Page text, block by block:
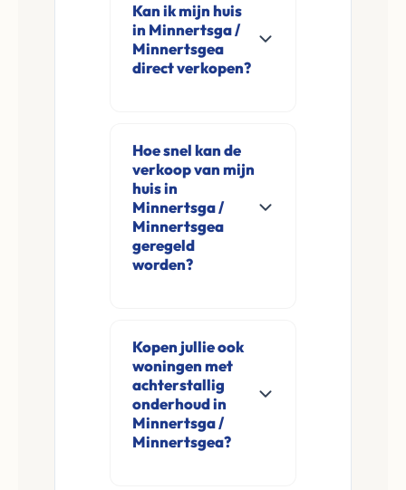
Kan ik mijn huis
in Minnertsga /
Minnertsgea
direct verkopen?
direct aan in
Minnertsga /
Minnertsgea en
omgeving. U
verkoopt
en zonder
makelaarskosten.
Hoe snel kan de
verkoop van mijn
huis in
Minnertsga /
Minnertsgea
geregeld
worden?
aanvraag en
eventuele korte
opname al binnen 24
tot 48 uur een
concreet voorstel.
Kopen jullie ook
woningen met
achterstallig
onderhoud in
Minnertsga /
Minnertsgea?